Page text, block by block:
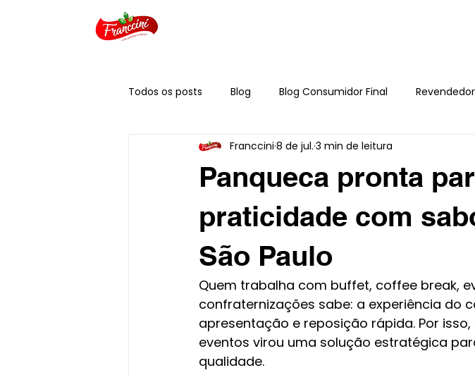
Todos os posts Blog Blog Consumidor Final
Panqueca pronta
praticidade com
São Paulo
Franccini 8 de jul. 3 min de leitura
Quem trabalha com buffet, coffee break,
confraternizações sabe: a experiência do
apresentação e reposição rápida. Por
eventos virou uma solução estratégica
qualidade.